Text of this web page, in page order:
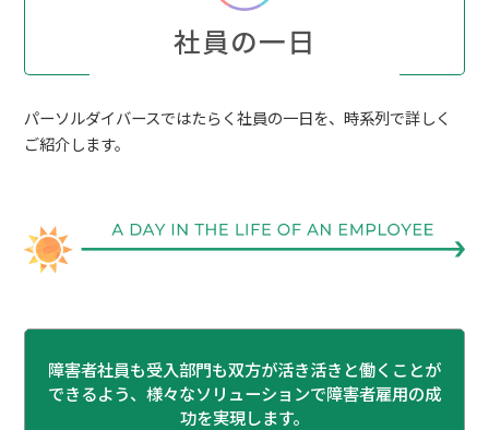
社員の一日
パーソルダイバースではたらく社員の一日を、時系列で詳しく
ご紹介します。
障害者社員も受入部門も双方が活き活きと働くことが
できるよう、様々なソリューションで障害者雇用の成
功を実現します。